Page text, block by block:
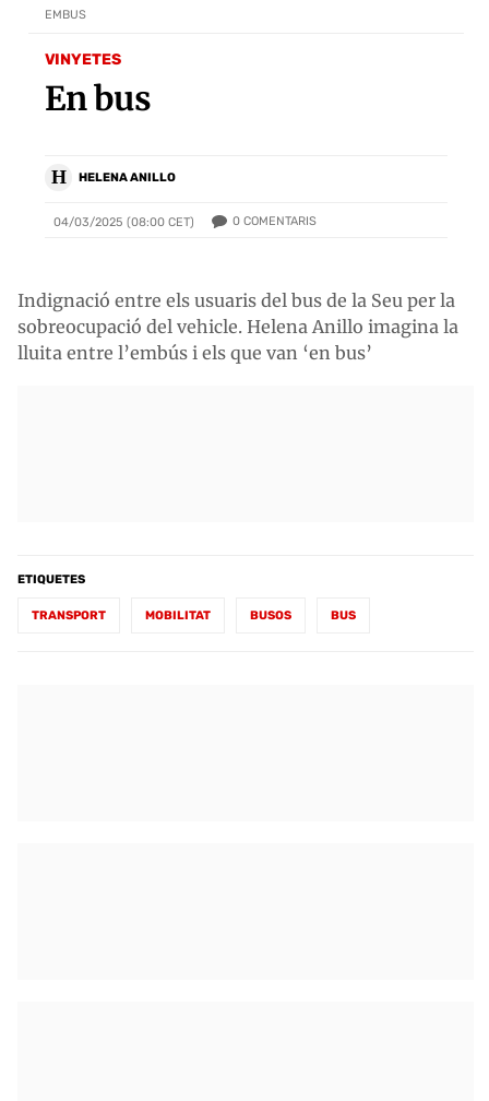
VINYETES
En bus
H HELENA ANILLO
04/03/2025 (08:00 CET) 0 COMENTARIS
EMBUS
Indignació entre els usuaris del bus de la Seu per la
sobreocupació del vehicle. Helena Anillo imagina la
lluita entre l’embús i els que van ‘en bus’
ETIQUETES
TRANSPORT MOBILITAT BUSOS BUS